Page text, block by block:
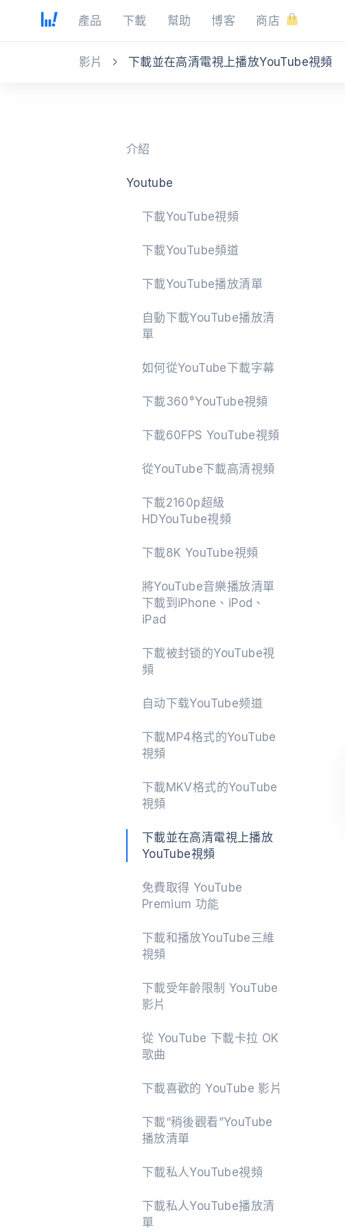
產品 下載 幫助 博客 商店
影片 下載並在高清電視上播放YouTube視頻
介紹
Youtube
下載YouTube視頻
下載YouTube頻道
下載YouTube播放清單
自動下載YouTube播放清
單
如何從YouTube下載字幕
下載360°YouTube視頻
下載60FPS YouTube視頻
從YouTube下載高清視頻
下載2160p超級
HDYouTube視頻
下載8K YouTube視頻
將YouTube音樂播放清單
下載到iPhone、iPod、
iPad
下載被封锁的YouTube視
頻
自动下载YouTube频道
下載MP4格式的YouTube
視頻
下載MKV格式的YouTube
視頻
下載並在高清電視上播放
YouTube視頻
免費取得 YouTube
Premium 功能
下載和播放YouTube三維
視頻
下載受年齡限制 YouTube
影片
從 YouTube 下載卡拉 OK
歌曲
下載喜歡的 YouTube 影片
下載“稍後觀看”YouTube
播放清單
下載私人YouTube視頻
下載私人YouTube播放清
單